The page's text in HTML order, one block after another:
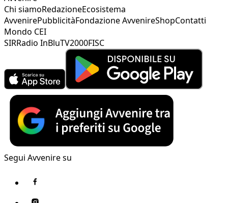
Chi siamoRedazioneEcosistema
AvvenirePubblicitàFondazione AvvenireShopContatti
Mondo CEI
SIRRadio InBluTV2000FISC
Segui Avvenire su